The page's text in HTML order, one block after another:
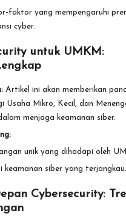
faktor yang mempengaruhi
cyber.
untuk UMKM:
Artikel ini akan memberikan
Usaha Mikro, Kecil, dan
menjaga keamanan siber.
unik yang dihadapi oleh
keamanan siber yang terjangkau.
Cybersecurity: